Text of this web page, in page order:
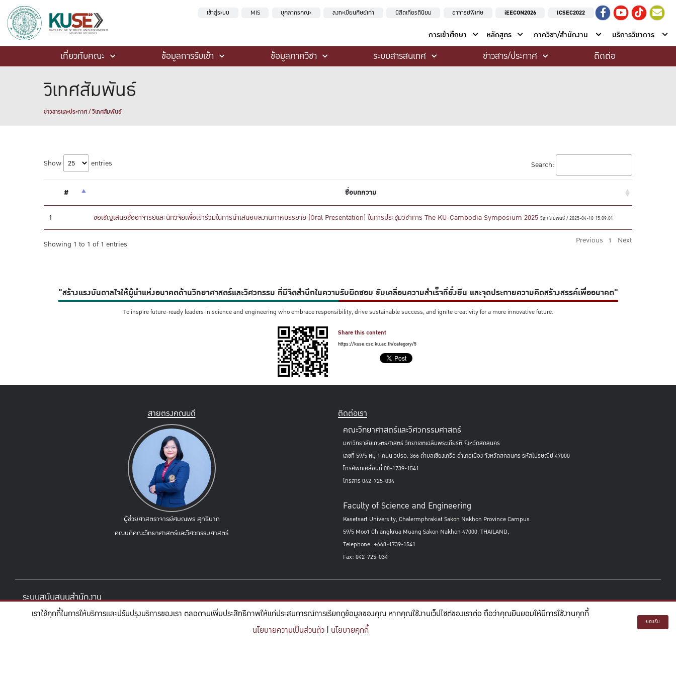
เข้าสู่ระบบ MIS บุคลากรคณะ ลงทะเบียนศิษย์เก่า นิสิตเกียรตินิยม อาจารย์พิเศษ iEECON2026 ICSEC2022
การเข้าศึกษา หลักสูตร ภาควิชา/สำนักงาน บริการวิชาการ
เกี่ยวกับคณะ ข้อมูลการรับเข้า ข้อมูลภาควิชา ระบบสารสนเทศ ข่าวสาร/ประกาศ ติดต่อ
วิเทศสัมพันธ์
ข่าวสารและประกาศ / วิเทศสัมพันธ์
Show entries Search:
# ชื่อบทความ
1 ขอเชิญเสนอชื่ออาจารย์และนักวิจัยเพื่อเข้าร่วมในการนำเสนอผลงานภาคบรรยาย (Oral Presentation) ในการประชุมวิชาการ The KU-Cambodia Symposium 2025 วิเทศสัมพันธ์ / 2025-04-10 15:09:01
Showing 1 to 1 of 1 entries Previous 1 Next
"สร้างแรงบันดาลใจให้ผู้นำแห่งอนาคตด้านวิทยาศาสตร์และวิศวกรรม ที่มีจิตสำนึกในความรับผิดชอบ ขับเคลื่อนความสำเร็จที่ยั่งยืน และจุดประกายความคิดสร้างสรรค์เพื่ออนาคต"
To inspire future-ready leaders in science and engineering who embrace responsibility, drive sustainable success, and ignite creativity for a more innovative future.
Share this content
https://kuse.csc.ku.ac.th/category/5
สายตรงคณบดี
ผู้ช่วยศาสตราจารย์ศมณพร สุทธิบาก
คณบดีคณะวิทยาศาสตร์และวิศวกรรมศาสตร์
ติดต่อเรา
คณะวิทยาศาสตร์และวิศวกรรมศาสตร์
มหาวิทยาลัยเกษตรศาสตร์ วิทยาเขตเฉลิมพระเกียรติ จังหวัดสกลนคร
เลขที่ 59/5 หมู่ 1 ถนน วปรอ. 366 ตำบลเชียงเครือ อำเภอเมือง จังหวัดสกลนคร รหัสไปรษณีย์ 47000
โทรศัพท์เคลื่อนที่ 08-1739-1541
โทรสาร 042-725-034
Faculty of Science and Engineering
Kasetsart University, Chalermphrakiat Sakon Nakhon Province Campus
59/5 Moo1 Chiangkrua Muang Sakon Nakhon 47000. THAILAND,
Telephone: +668-1739-1541
Fax: 042-725-034
ระบบสนับสนุนสำนักงาน
e-meeting ระบบรายงานสถิติการศึกษา
เราใช้คุกกี้ในการให้บริการและปรับปรุงบริการของเรา ตลอดจนเพิ่มประสิทธิภาพให้แก่ประสบการณ์การเรียกดูข้อมูลของคุณ หากคุณใช้งานเว็ปไซต์ของเราต่อ ถือว่าคุณยินยอมให้มีการใช้งานคุกกี้
นโยบายความเป็นส่วนตัว| นโยบายคุกกี้
ยอมรับ